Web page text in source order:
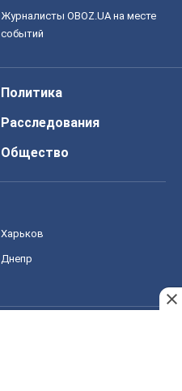
Журналисты OBOZ.UA на месте
событий
Политика
Расследования
Общество
Харьков
Днепр